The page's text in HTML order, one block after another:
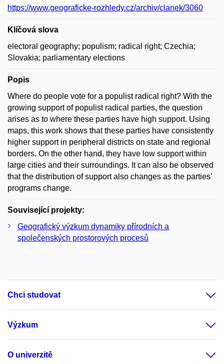
https://www.geograficke-rozhledy.cz/archiv/clanek/3060
Klíčová slova
electoral geography; populism; radical right; Czechia;
Slovakia; parliamentary elections
Popis
Where do people vote for a populist radical right? With the
growing support of populist radical parties, the question
arises as to where these parties have high support. Using
maps, this work shows that these parties have consistently
higher support in peripheral districts on state and regional
borders. On the other hand, they have low support within
large cities and their surroundings. It can also be observed
that the distribution of support also changes as the parties’
programs change.
Související projekty:
Geografický výzkum dynamiky přírodních a
společenských prostorových procesů
Chci studovat
Výzkum
O univerzitě